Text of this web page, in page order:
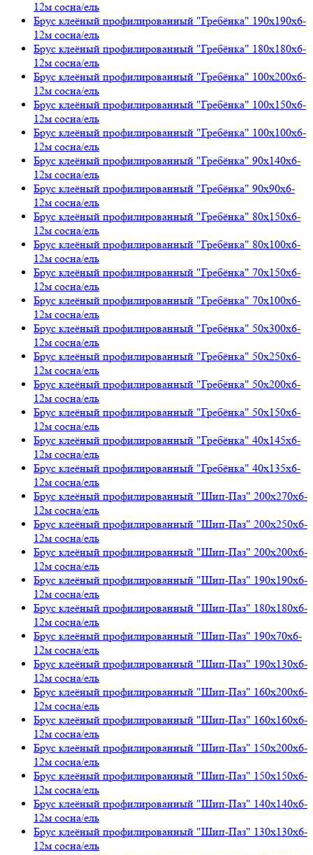
12м сосна/ель
Брус клеёный профилированный "Гребёнка" 190х190х6-
12м сосна/ель
Брус клеёный профилированный "Гребёнка" 180х180х6-
12м сосна/ель
Брус клеёный профилированный "Гребёнка" 100х200х6-
12м сосна/ель
Брус клеёный профилированный "Гребёнка" 100х150х6-
12м сосна/ель
Брус клеёный профилированный "Гребёнка" 100х100х6-
12м сосна/ель
Брус клеёный профилированный "Гребёнка" 90х140х6-
12м сосна/ель
Брус клеёный профилированный "Гребёнка" 90х90х6-
12м сосна/ель
Брус клеёный профилированный "Гребёнка" 80х150х6-
12м сосна/ель
Брус клеёный профилированный "Гребёнка" 80х100х6-
12м сосна/ель
Брус клеёный профилированный "Гребёнка" 70х150х6-
12м сосна/ель
Брус клеёный профилированный "Гребёнка" 70х100х6-
12м сосна/ель
Брус клеёный профилированный "Гребёнка" 50х300х6-
12м сосна/ель
Брус клеёный профилированный "Гребёнка" 50х250х6-
12м сосна/ель
Брус клеёный профилированный "Гребёнка" 50х200х6-
12м сосна/ель
Брус клеёный профилированный "Гребёнка" 50х150х6-
12м сосна/ель
Брус клеёный профилированный "Гребёнка" 40х145х6-
12м сосна/ель
Брус клеёный профилированный "Гребёнка" 40х135х6-
12м сосна/ель
Брус клеёный профилированный "Шип-Паз" 200х270х6-
12м сосна/ель
Брус клеёный профилированный "Шип-Паз" 200х250х6-
12м сосна/ель
Брус клеёный профилированный "Шип-Паз" 200х200х6-
12м сосна/ель
Брус клеёный профилированный "Шип-Паз" 190х190х6-
12м сосна/ель
Брус клеёный профилированный "Шип-Паз" 180х180х6-
12м сосна/ель
Брус клеёный профилированный "Шип-Паз" 190х70х6-
12м сосна/ель
Брус клеёный профилированный "Шип-Паз" 190х130х6-
12м сосна/ель
Брус клеёный профилированный "Шип-Паз" 160х200х6-
12м сосна/ель
Брус клеёный профилированный "Шип-Паз" 160х160х6-
12м сосна/ель
Брус клеёный профилированный "Шип-Паз" 150х200х6-
12м сосна/ель
Брус клеёный профилированный "Шип-Паз" 150х150х6-
12м сосна/ель
Брус клеёный профилированный "Шип-Паз" 140х140х6-
12м сосна/ель
Брус клеёный профилированный "Шип-Паз" 130х130х6-
12м сосна/ель